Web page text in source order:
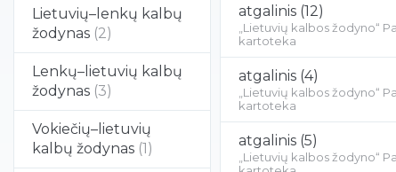
Lietuvių–lenkų kalbų
žodynas (2)
Lenkų–lietuvių kalbų
žodynas (3)
Vokiečių–lietuvių
kalbų žodynas (1)
atgalinis (12)
„Lietuvių kalbos žodyno“
kartoteka
atgalinis (4)
„Lietuvių kalbos žodyno“
kartoteka
atgalinis (5)
„Lietuvių kalbos žodyno“